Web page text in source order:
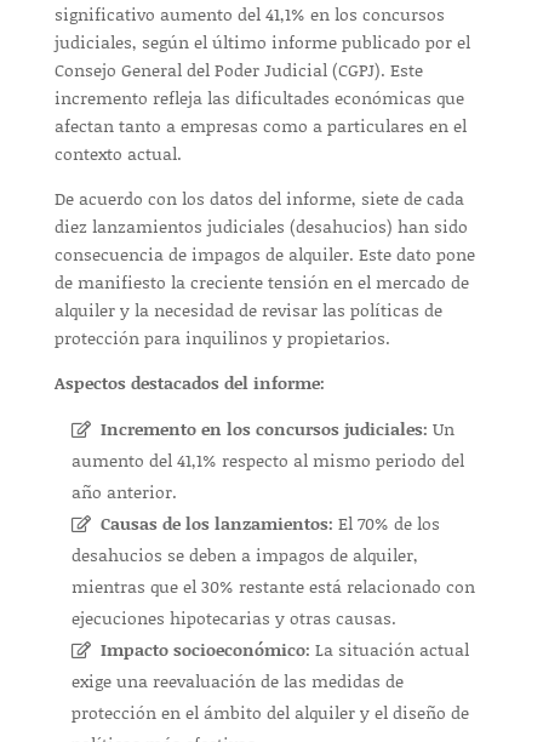
significativo aumento del 41,1% en los concursos
judiciales, según el último informe publicado por el
Consejo General del Poder Judicial (CGPJ). Este
incremento refleja las dificultades económicas que
afectan tanto a empresas como a particulares en el
contexto actual.
De acuerdo con los datos del informe, siete de cada
diez lanzamientos judiciales (desahucios) han sido
consecuencia de impagos de alquiler. Este dato pone
de manifiesto la creciente tensión en el mercado de
alquiler y la necesidad de revisar las políticas de
protección para inquilinos y propietarios.
Aspectos destacados del informe:
Incremento en los concursos judiciales: Un
aumento del 41,1% respecto al mismo periodo del
año anterior.
Causas de los lanzamientos: El 70% de los
desahucios se deben a impagos de alquiler,
mientras que el 30% restante está relacionado con
ejecuciones hipotecarias y otras causas.
Impacto socioeconómico: La situación actual
exige una reevaluación de las medidas de
protección en el ámbito del alquiler y el diseño de